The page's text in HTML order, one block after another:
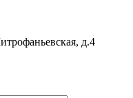
д.4